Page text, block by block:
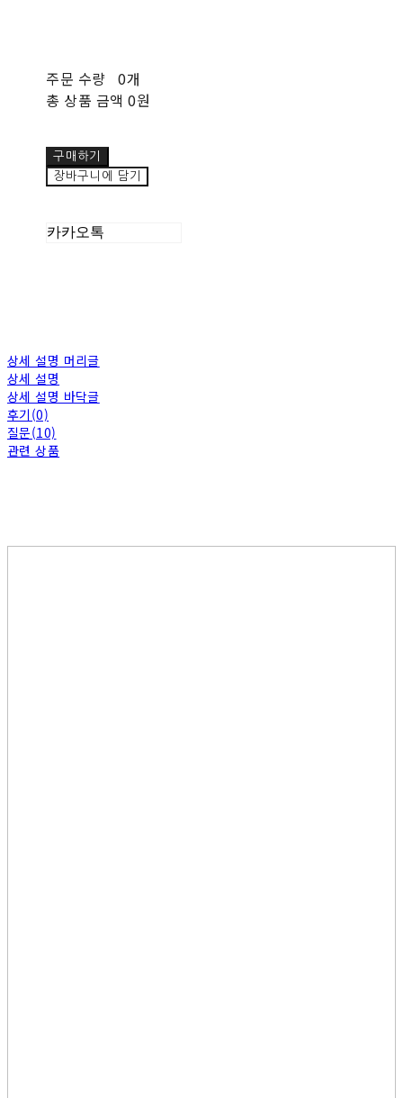
주문 수량 0개
총 상품 금액 0원
구매하기
장바구니에 담기
카카오톡
상세 설명 머리글
상세 설명
상세 설명 바닥글
후기(0)
질문(10)
관련 상품